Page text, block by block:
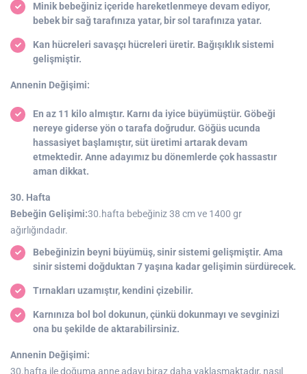
Minik bebeğiniz içeride hareketlenmeye devam ediyor,
bebek bir sağ tarafınıza yatar, bir sol tarafınıza yatar.
Kan hücreleri savaşçı hücreleri üretir. Bağışıklık sistemi
gelişmiştir.
Annenin Değişimi:
En az 11 kilo almıştır. Karnı da iyice büyümüştür. Göbeği
nereye giderse yön o tarafa doğrudur. Göğüs ucunda
hassasiyet başlamıştır, süt üretimi artarak devam
etmektedir. Anne adayımız bu dönemlerde çok hassastır
aman dikkat.
30. Hafta
Bebeğin Gelişimi:30.hafta bebeğiniz 38 cm ve 1400 gr
ağırlığındadır.
Bebeğinizin beyni büyümüş, sinir sistemi gelişmiştir. Ama
sinir sistemi doğduktan 7 yaşına kadar gelişimin sürdürecek.
Tırnakları uzamıştır, kendini çizebilir.
Karnınıza bol bol dokunun, çünkü dokunmayı ve sevginizi
ona bu şekilde de aktarabilirsiniz.
Annenin Değişimi:
30.hafta ile doğuma anne adayı biraz daha yaklaşmaktadır, nasıl